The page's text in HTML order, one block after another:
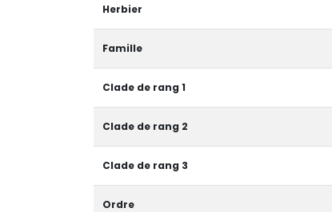
Herbier
Famille
Clade de rang 1
Clade de rang 2
Clade de rang 3
Ordre